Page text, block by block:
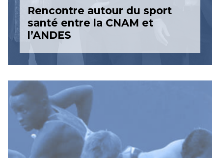
Rencontre autour du sport
santé entre la CNAM et
l’ANDES